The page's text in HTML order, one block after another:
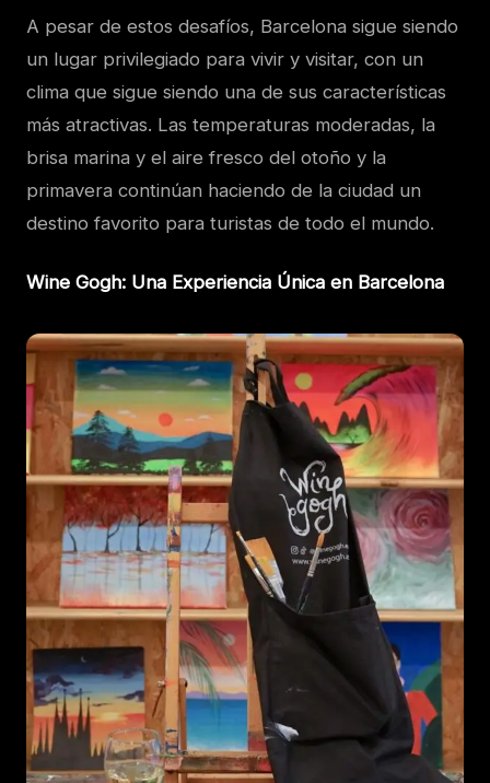
A pesar de estos desafíos, Barcelona sigue siendo
un lugar privilegiado para vivir y visitar, con un
clima que sigue siendo una de sus características
más atractivas. Las temperaturas moderadas, la
brisa marina y el aire fresco del otoño y la
primavera continúan haciendo de la ciudad un
destino favorito para turistas de todo el mundo.
Wine Gogh: Una Experiencia Única en Barcelona